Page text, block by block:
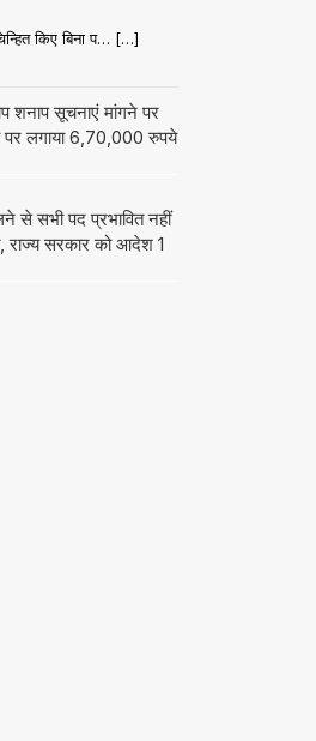
किए बिना प… […]
सूचनाएं मांगने पर
पर लगाया 6,70,000 रुपये
सभी पद प्रभावित नहीं
राज्य सरकार को आदेश 1